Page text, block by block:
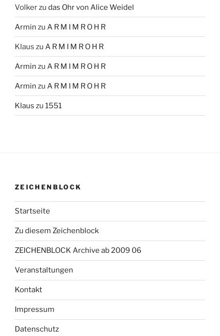
Volkerzu das Ohr von Alice Weidel
Armin zu A R M I M R O H R
Klaus zu A R M I M R O H R
Armin zu A R M I M R O H R
Armin zu A R M I M R O H R
Klaus zu 1551
ZEICHENBLOCK
Startseite
Zu diesem Zeichenblock
ZEICHENBLOCK Archive ab 2009 06
Veranstaltungen
Kontakt
Impressum
Datenschutz